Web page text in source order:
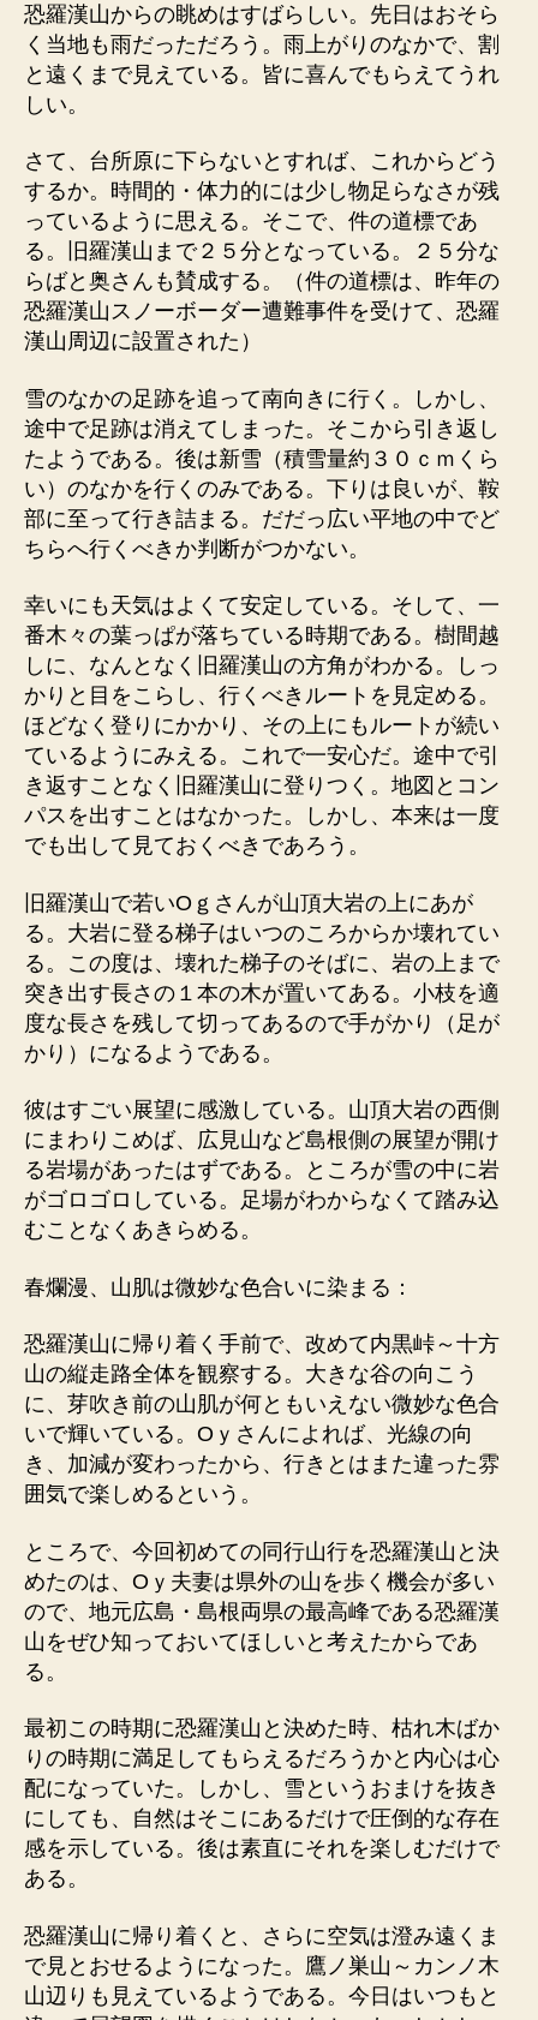
恐羅漢山からの眺めはすばらしい。先日はおそら
く当地も雨だっただろう。雨上がりのなかで、割
と遠くまで見えている。皆に喜んでもらえてうれ
しい。
さて、台所原に下らないとすれば、これからどう
するか。時間的・体力的には少し物足らなさが残
っているように思える。そこで、件の道標であ
る。旧羅漢山まで２５分となっている。２５分な
らばと奥さんも賛成する。（件の道標は、昨年の
恐羅漢山スノーボーダー遭難事件を受けて、恐羅
漢山周辺に設置された）
雪のなかの足跡を追って南向きに行く。しかし、
途中で足跡は消えてしまった。そこから引き返し
たようである。後は新雪（積雪量約３０ｃｍくら
い）のなかを行くのみである。下りは良いが、鞍
部に至って行き詰まる。だだっ広い平地の中でど
ちらへ行くべきか判断がつかない。
幸いにも天気はよくて安定している。そして、一
番木々の葉っぱが落ちている時期である。樹間越
しに、なんとなく旧羅漢山の方角がわかる。しっ
かりと目をこらし、行くべきルートを見定める。
ほどなく登りにかかり、その上にもルートが続い
ているようにみえる。これで一安心だ。途中で引
き返すことなく旧羅漢山に登りつく。地図とコン
パスを出すことはなかった。しかし、本来は一度
でも出して見ておくべきであろう。
旧羅漢山で若いOｇさんが山頂大岩の上にあが
る。大岩に登る梯子はいつのころからか壊れてい
る。この度は、壊れた梯子のそばに、岩の上まで
突き出す長さの１本の木が置いてある。小枝を適
度な長さを残して切ってあるので手がかり（足が
かり）になるようである。
彼はすごい展望に感激している。山頂大岩の西側
にまわりこめば、広見山など島根側の展望が開け
る岩場があったはずである。ところが雪の中に岩
がゴロゴロしている。足場がわからなくて踏み込
むことなくあきらめる。
春爛漫、山肌は微妙な色合いに染まる：
恐羅漢山に帰り着く手前で、改めて内黒峠～十方
山の縦走路全体を観察する。大きな谷の向こう
に、芽吹き前の山肌が何ともいえない微妙な色合
いで輝いている。Oｙさんによれば、光線の向
き、加減が変わったから、行きとはまた違った雰
囲気で楽しめるという。
ところで、今回初めての同行山行を恐羅漢山と決
めたのは、Oｙ夫妻は県外の山を歩く機会が多い
ので、地元広島・島根両県の最高峰である恐羅漢
山をぜひ知っておいてほしいと考えたからであ
る。
最初この時期に恐羅漢山と決めた時、枯れ木ばか
りの時期に満足してもらえるだろうかと内心は心
配になっていた。しかし、雪というおまけを抜き
にしても、自然はそこにあるだけで圧倒的な存在
感を示している。後は素直にそれを楽しむだけで
ある。
恐羅漢山に帰り着くと、さらに空気は澄み遠くま
で見とおせるようになった。鷹ノ巣山～カンノ木
山辺りも見えているようである。今日はいつもと